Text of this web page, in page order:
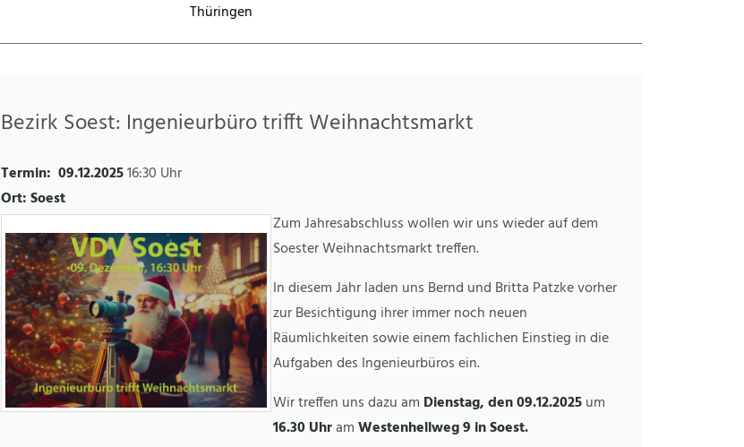
Thüringen
Bezirk Soest: Ingenieurbüro trifft Weihnachtsmarkt
Termin: 09.12.202516:30 Uhr
Ort: Soest
Zum Jahresabschluss wollen wir uns wieder auf dem
Soester Weihnachtsmarkt treffen.
In diesem Jahr laden uns Bernd und Britta Patzke vorher
zur Besichtigung ihrer immer noch neuen
Räumlichkeiten sowie einem fachlichen Einstieg in die
Aufgaben des Ingenieurbüros ein.
Wir treffen uns dazu am Dienstag, den 09.12.2025um
16.30 UhramWestenhellweg 9 in Soest.